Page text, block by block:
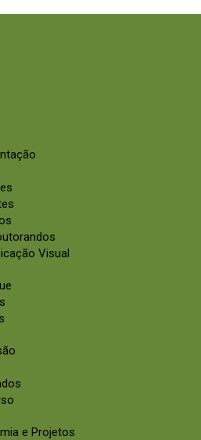
Visual
e Projetos